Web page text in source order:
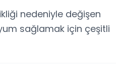
nedeniyle değişen
sağlamak için çeşitli